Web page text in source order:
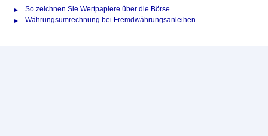
So zeichnen Sie Wertpapiere über die Börse
Währungsumrechnung bei Fremdwährungsanleihen